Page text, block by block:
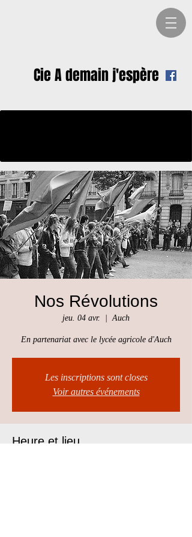
Cie A demain j'espère
Nos Révolutions
jeu. 04 avr.
  |
Auch
En partenariat avec le lycée agricole d'Auch
Les inscriptions sont closes
Voir autres événements
Heure et lieu